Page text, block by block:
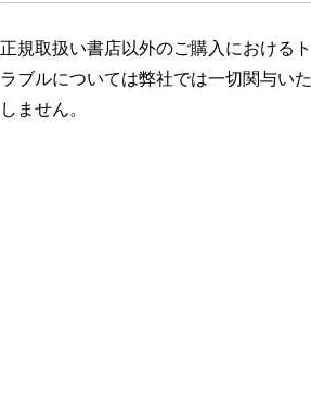
正規取扱い書店以外のご購入におけるト
ラブルについては弊社では一切関与いた
しません。